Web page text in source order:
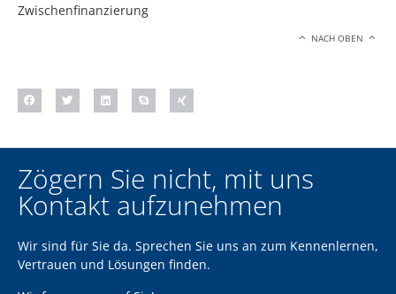
Zwischenfinanzierung
NACH OBEN
Zögern Sie nicht, mit uns
Kontakt aufzunehmen
Wir sind für Sie da. Sprechen Sie uns an zum Kennenlernen,
Vertrauen und Lösungen finden.